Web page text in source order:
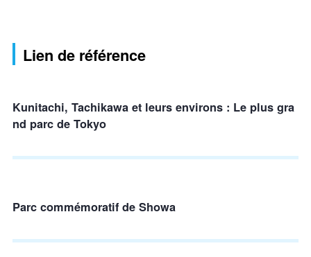
Lien de référence
Kunitachi, Tachikawa et leurs environs : Le plus gra
nd parc de Tokyo
Parc commémoratif de Showa